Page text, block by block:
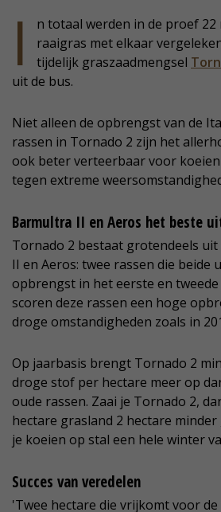
I
n totaal werden in de proef 22
raaigras met elkaar
tijdelijk graszaadmengsel
uit de bus.
Niet alleen de opbrengst van de
rassen in Tornado 2 zijn het
ook beter verteerbaar voor
tegen extreme
Barmultra II en Aeros het beste
Tornado 2 bestaat grotendeels
II en Aeros: twee rassen die beide
opbrengst in het eerste en tweede
scoren deze rassen een hoge
droge omstandigheden zoals in
Op jaarbasis brengt Tornado 2
droge stof per hectare meer op
oude rassen. Zaai je Tornado 2,
hectare grasland 2 hectare
je koeien op stal een hele winter
Succes van veredelen
'Twee hectare die vrijkomt voor